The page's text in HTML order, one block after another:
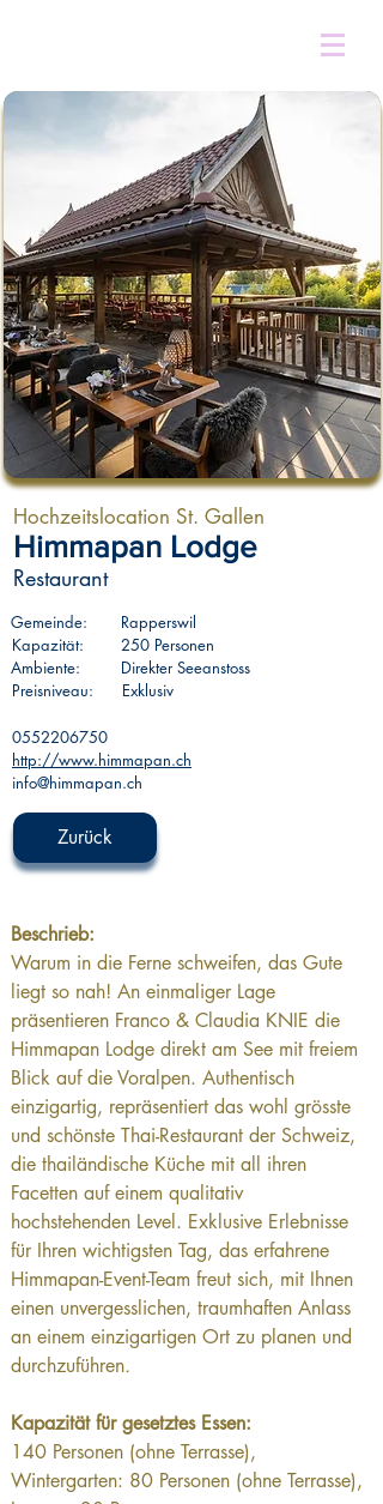
Hochzeitslocation St. Gallen
Himmapan Lodge
Restaurant
Gemeinde:
Kapazität:
Ambiente:
Preisniveau:
Rapperswil
250 Personen
Direkter Seeanstoss
Exklusiv
0552206750
http://www.himmapan.ch
info@himmapan.ch
Zurück
Beschrieb:
Warum in die Ferne schweifen, das Gute
liegt so nah! An einmaliger Lage
präsentieren Franco & Claudia KNIE die
Himmapan Lodge direkt am See mit freiem
Blick auf die Voralpen. Authentisch
einzigartig, repräsentiert das wohl grösste
und schönste Thai-Restaurant der Schweiz,
die thailändische Küche mit all ihren
Facetten auf einem qualitativ
hochstehenden Level. Exklusive Erlebnisse
für Ihren wichtigsten Tag, das erfahrene
Himmapan-Event-Team freut sich, mit Ihnen
einen unvergesslichen, traumhaften Anlass
an einem einzigartigen Ort zu planen und
durchzuführen.
Kapazität für gesetztes Essen:
140 Personen (ohne Terrasse),
Wintergarten: 80 Personen (ohne Terrasse),